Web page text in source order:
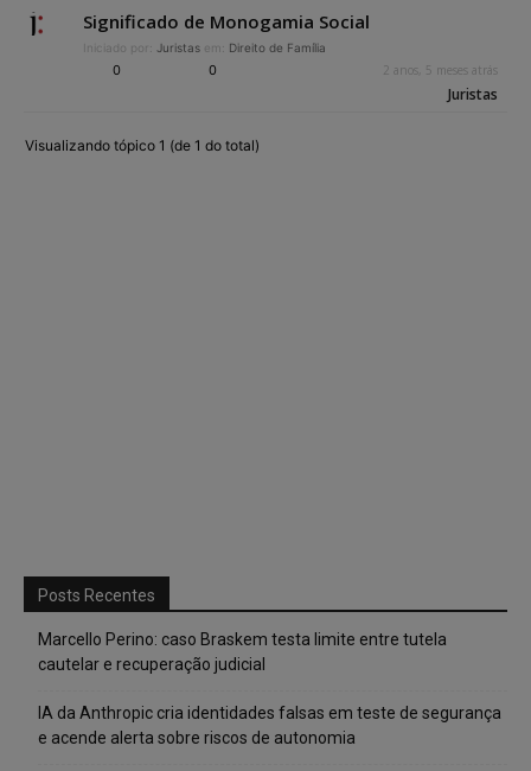
Significado de Monogamia Social
Iniciado por: Juristas em: Direito de Família
0 0 2 anos, 5 meses atrás
Juristas
Visualizando tópico 1 (de 1 do total)
Posts Recentes
Marcello Perino: caso Braskem testa limite entre tutela
cautelar e recuperação judicial
IA da Anthropic cria identidades falsas em teste de segurança
e acende alerta sobre riscos de autonomia